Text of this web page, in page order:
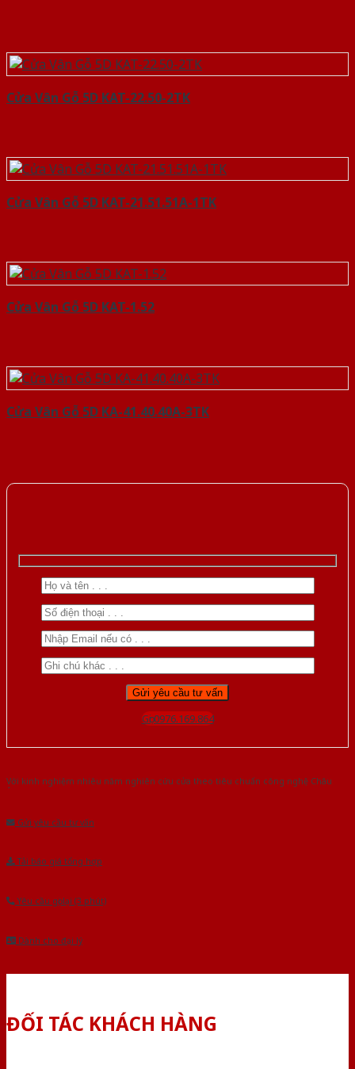
Cửa Vân Gỗ 5D KAT-22.50-2TK
Cửa Vân Gỗ 5D KAT-21.51.51A-1TK
Cửa Vân Gỗ 5D KAT-1.52
Cửa Vân Gỗ 5D KA-41.40.40A-3TK
Gọi 0976.169.864
Với kinh nghiệm nhiêu năm nghiên cứu cửa theo tiêu chuẩn công nghệ Châu
Gửi yêu cầu tư vấn
Tải báo giá tổng hợp
Yêu cầu gọi lại (3 phút)
Dành cho đại lý
ĐỐI TÁC KHÁCH HÀNG